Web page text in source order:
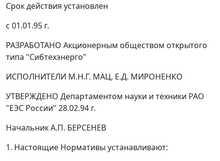
Срок действия установлен
с 01.01.95 г.
РАЗРАБОТАНО Акционерным обществом открытого
типа "Сибтехэнерго"
ИСПОЛНИТЕЛИ М.Н.Г. МАЦ, Е.Д. МИРОНЕНКО
УТВЕРЖДЕНО Департаментом науки и техники РАО
"ЕЭС России" 28.02.94 г.
Начальник А.П. БЕРСЕНЕВ
1. Настоящие Нормативы устанавливают: